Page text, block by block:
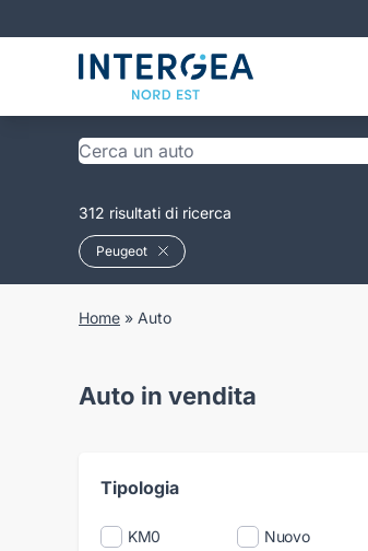
312 risultati di ricerca
Peugeot
Home » Auto
Auto in vendita
Tipologia
KM0
Nuovo